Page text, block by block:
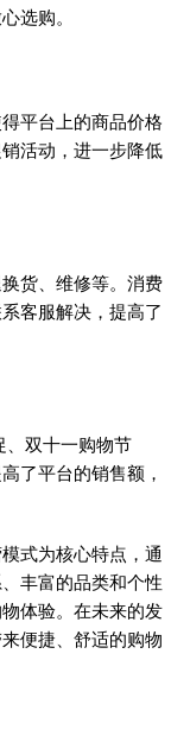
选购。
平台上的商品价格
活动，进一步降低
货、维修等。消费
客服解决，提高了
、双十一购物节
了平台的销售额，
式为核心特点，通
丰富的品类和个性
体验。在未来的发
便捷、舒适的购物